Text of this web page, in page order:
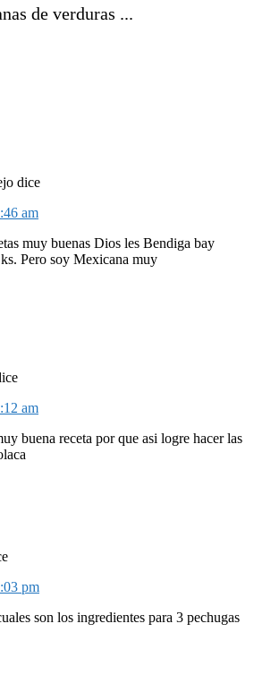
de verduras ...
dice
am
muy buenas Dios les Bendiga bay
Pero soy Mexicana muy
am
buena receta por que asi logre hacer las
pm
son los ingredientes para 3 pechugas